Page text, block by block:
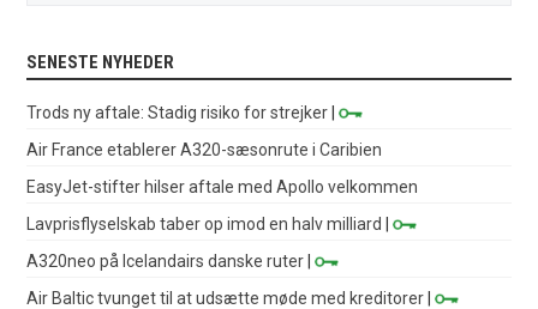
SENESTE NYHEDER
Trods ny aftale: Stadig risiko for strejker |
Air France etablerer A320-sæsonrute i Caribien
EasyJet-stifter hilser aftale med Apollo velkommen
Lavprisflyselskab taber op imod en halv milliard
|
A320neo på Icelandairs danske ruter |
Air Baltic tvunget til at udsætte møde med kreditorer |